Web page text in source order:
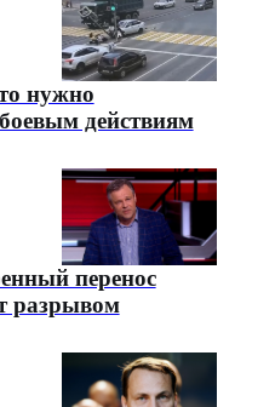
нужно
действиям
перенос
разрывом